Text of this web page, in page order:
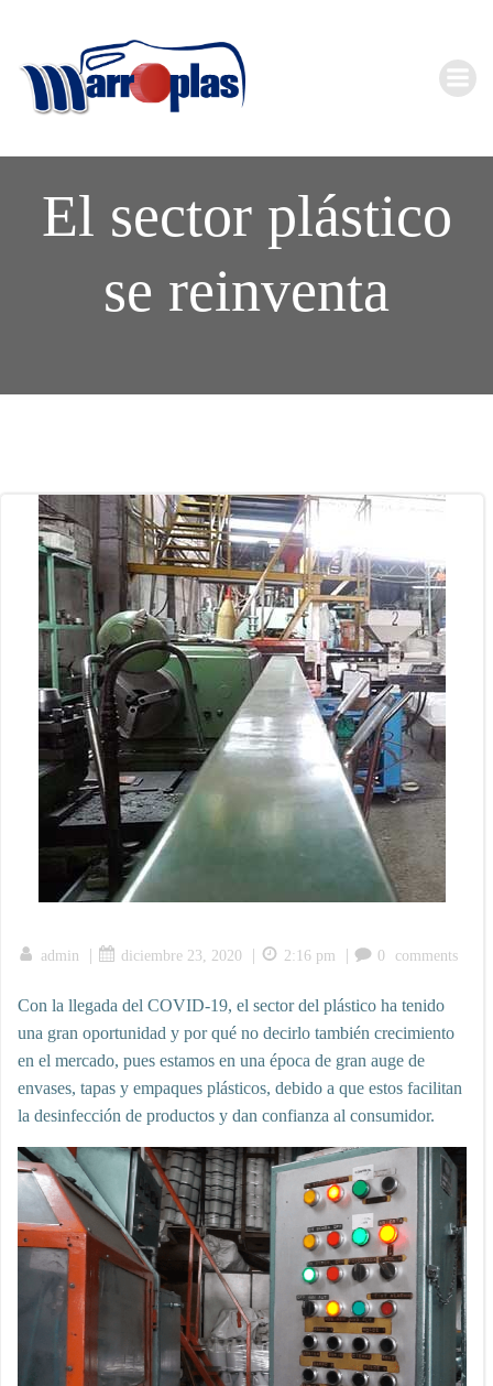
El sector plástico
se reinventa
admin | diciembre 23, 2020 | 2:16 pm | 0 comments
Con la llegada del COVID-19, el sector del plástico ha tenido
una gran oportunidad y por qué no decirlo también crecimiento
en el mercado, pues estamos en una época de gran auge de
envases, tapas y empaques plásticos, debido a que estos facilitan
la desinfección de productos y dan confianza al consumidor.